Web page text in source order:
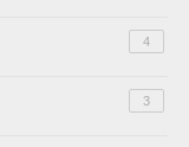
4
3